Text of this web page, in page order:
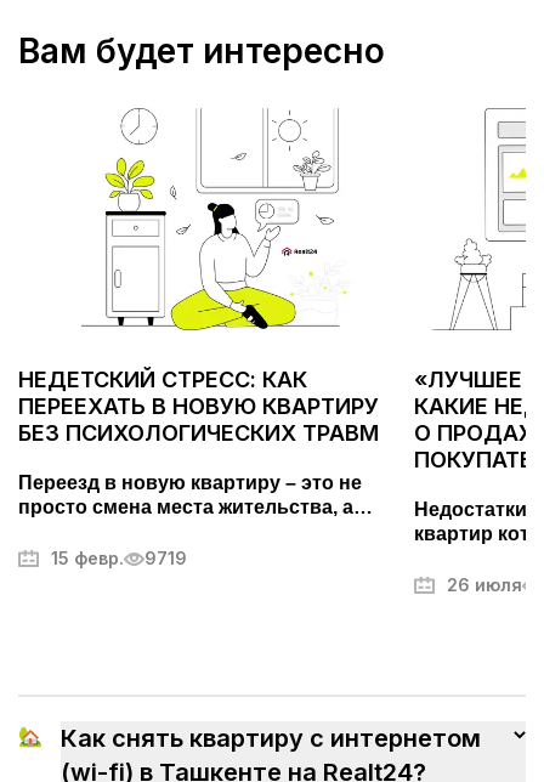
Вам будет интересно
НЕДЕТСКИЙ СТРЕСС: КАК
ПЕРЕЕХАТЬ В НОВУЮ КВАРТИРУ
БЕЗ ПСИХОЛОГИЧЕСКИХ ТРАВМ
Переезд в новую квартиру – это не
просто смена места жительства, а
подготовки. Он может вызывать стресс
организовать переезд, избежать
ненужных волнений и быстрее
привыкнуть к новому дому.
15 февр. 9719
«ЛУЧШЕЕ
КАКИЕ
О
Недостатки
квартир
26 июля
🏡
Как снять квартиру с интернетом
(wi-fi) в Ташкенте на Realt24?